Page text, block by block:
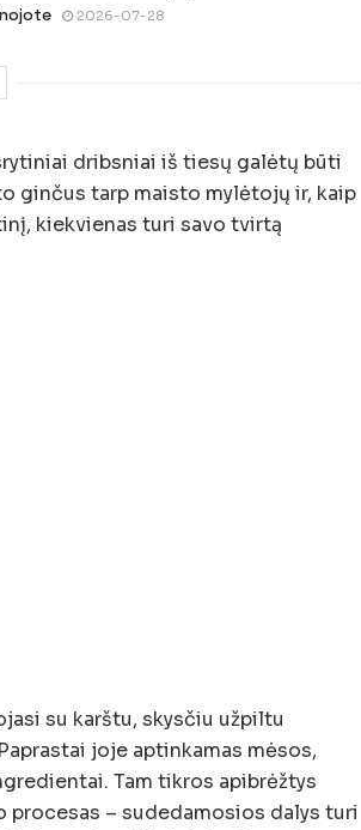
2026-07-28
dribsniai iš tiesų galėtų būti
ginčus tarp maisto mylėtojų ir, kaip
kiekvienas turi savo tvirtą
su karštu, skysčiu užpiltu
joje aptinkamas mėsos,
Tam tikros apibrėžtys
procesas – sudedamosios dalys turi